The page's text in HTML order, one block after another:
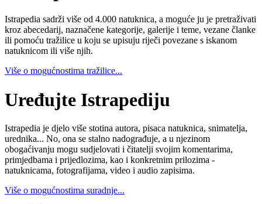
Istrapedia sadrži više od 4.000 natuknica, a moguće ju je pretraživati
kroz abecedarij, naznačene kategorije, galerije i teme, vezane članke
ili pomoću tražilice u koju se upisuju riječi povezane s iskanom
natuknicom ili više njih.
Više o mogućnostima tražilice...
Uređujte Istrapediju
Istrapedia je djelo više stotina autora, pisaca natuknica, snimatelja,
urednika... No, ona se stalno nadograđuje, a u njezinom
obogaćivanju mogu sudjelovati i čitatelji svojim komentarima,
primjedbama i prijedlozima, kao i konkretnim prilozima -
natuknicama, fotografijama, video i audio zapisima.
Više o mogućnostima suradnje...